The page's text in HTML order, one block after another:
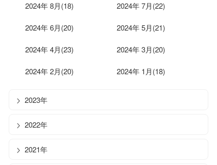
2024年 8月(18) 2024年 7月(22)
2024年 6月(20) 2024年 5月(21)
2024年 4月(23) 2024年 3月(20)
2024年 2月(20) 2024年 1月(18)
2023年
2022年
2021年